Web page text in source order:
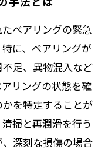
ベアリングの緊急
に、ベアリングが
足、異物混入など
リングの状態を確
を特定することが
掃と再潤滑を行う
深刻な損傷の場合